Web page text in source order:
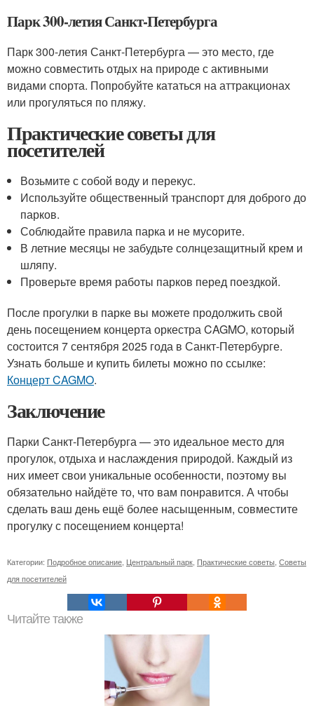
Парк 300-летия Санкт-Петербурга
Парк 300-летия Санкт-Петербурга — это место, где
можно совместить отдых на природе с активными
видами спорта. Попробуйте кататься на аттракционах
или прогуляться по пляжу.
Практические советы для
посетителей
Возьмите с собой воду и перекус.
Используйте общественный транспорт для доброго до
парков.
Соблюдайте правила парка и не мусорите.
В летние месяцы не забудьте солнцезащитный крем и
шляпу.
Проверьте время работы парков перед поездкой.
После прогулки в парке вы можете продолжить свой
день посещением концерта оркестра CAGMO, который
состоится 7 сентября 2025 года в Санкт-Петербурге.
Узнать больше и купить билеты можно по ссылке:
Концерт CAGMO.
Заключение
Парки Санкт-Петербурга — это идеальное место для
прогулок, отдыха и наслаждения природой. Каждый из
них имеет свои уникальные особенности, поэтому вы
обязательно найдёте то, что вам понравится. А чтобы
сделать ваш день ещё более насыщенным, совместите
прогулку с посещением концерта!
Категории: Подробное описание Центральный парк Практические советы Советы
для посетителей
Читайте также